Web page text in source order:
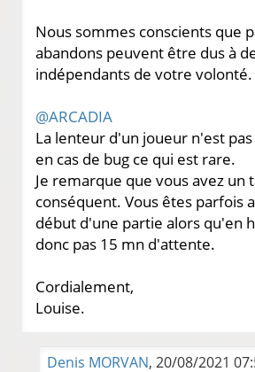
Nous sommes conscients que
abandons peuvent être dus à
indépendants de votre volonté.
@ARCADIA
La lenteur d'un joueur n'est
en cas de bug ce qui est rare.
Je remarque que vous avez un
conséquent. Vous êtes parfois
début d'une partie alors qu'en
donc pas 15 mn d'attente.
Cordialement,
Louise.
Denis MORVAN, 20/08/2021